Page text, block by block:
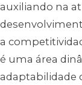
auxiliando na
a
é uma área
adaptabilidade